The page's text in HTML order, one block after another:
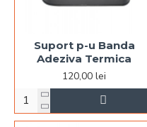
Suport p-u Banda
Adeziva Termica
120,00 lei